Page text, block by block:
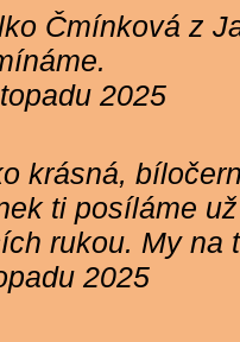
Čmínková z
2025
krásná,
ti posíláme
rukou. My na
2025